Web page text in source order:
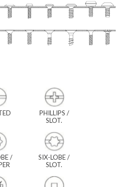
PHILLIPS /
SLOT.
/
SIX-LOBE /
SLOT.